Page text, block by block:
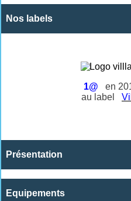
Nos labels
1@
en
au label
Présentation
Equipements